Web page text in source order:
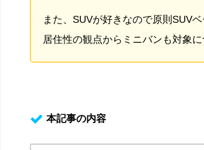
また、SUVが好きなので原則SUV
居住性の観点からミニバンも対象に
本記事の内容